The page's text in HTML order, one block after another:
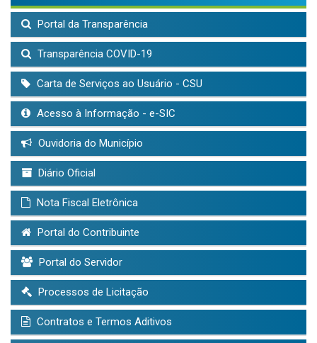
Portal da Transparência
Transparência COVID-19
Carta de Serviços ao Usuário - CSU
Acesso à Informação - e-SIC
Ouvidoria do Município
Diário Oficial
Nota Fiscal Eletrônica
Portal do Contribuinte
Portal do Servidor
Processos de Licitação
Contratos e Termos Aditivos